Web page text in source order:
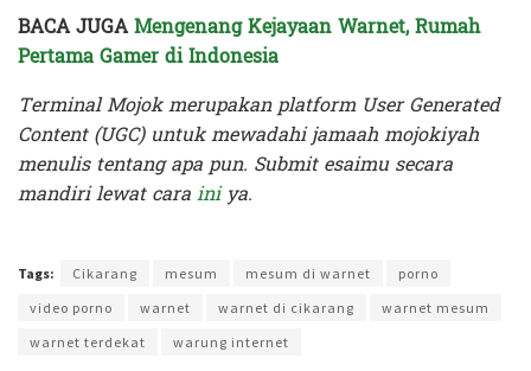
BACA JUGAMengenang Kejayaan Warnet, Rumah
Pertama Gamer di Indonesia
Terminal Mojok merupakan platform User Generated
Content (UGC) untuk mewadahi jamaah mojokiyah
menulis tentang apa pun. Submit esaimu secara
mandiri lewat carainiya.
Tags: Cikarang mesum mesum di warnet
porno
video porno
warnet warnet di cikarang
warnet mesum
warnet terdekat
warung internet